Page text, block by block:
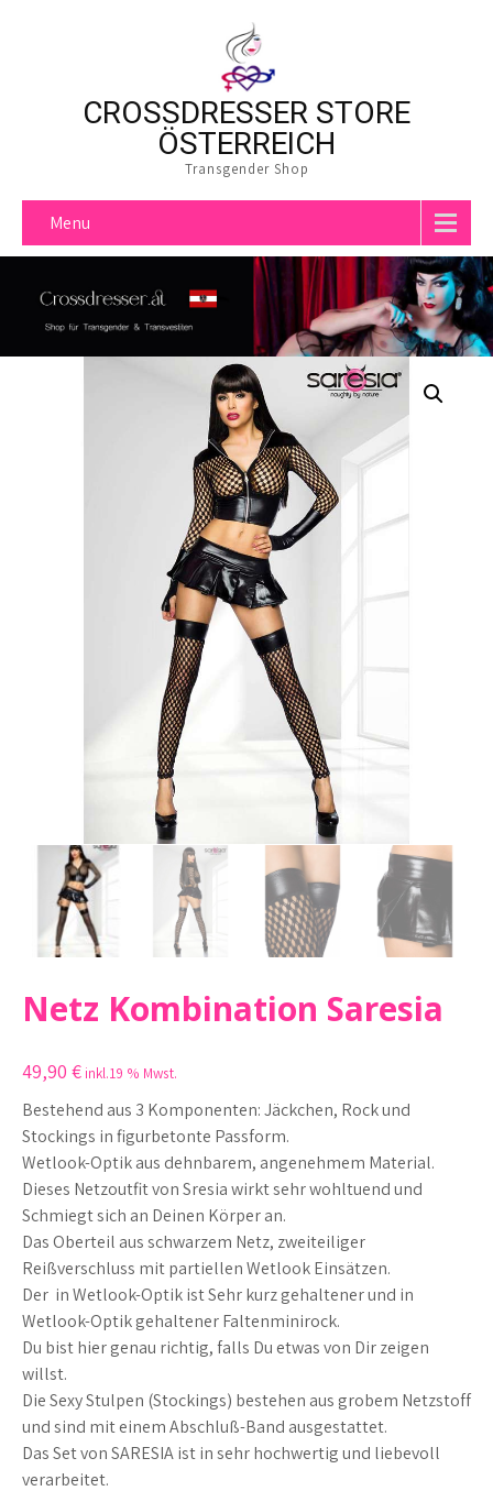
CROSSDRESSER STORE
ÖSTERREICH
Transgender Shop
Menu
Netz Kombination Saresia
49,90 € inkl.19 % Mwst.
Bestehend aus 3 Komponenten: Jäckchen, Rock und
Stockings in figurbetonte Passform.
Wetlook-Optik aus dehnbarem, angenehmem Material.
Dieses Netzoutfit von Sresia wirkt sehr wohltuend und
Schmiegt sich an Deinen Körper an.
Das Oberteil aus schwarzem Netz, zweiteiliger
Reißverschluss mit partiellen Wetlook Einsätzen.
Der in Wetlook-Optik ist Sehr kurz gehaltener und in
Wetlook-Optik gehaltener Faltenminirock.
Du bist hier genau richtig, falls Du etwas von Dir zeigen
willst.
Die Sexy Stulpen (Stockings) bestehen aus grobem Netzstoff
und sind mit einem Abschluß-Band ausgestattet.
Das Set von SARESIA ist in sehr hochwertig und liebevoll
verarbeitet.